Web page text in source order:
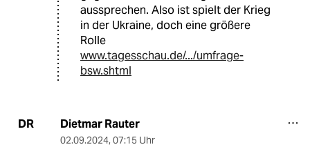
aussprechen. Also ist spielt der Krieg
in der Ukraine, doch eine größere
Rolle
www.tagesschau.de/.../umfrage-
bsw.shtml
DR Dietmar Rauter
02.09.2024, 07:15 Uhr